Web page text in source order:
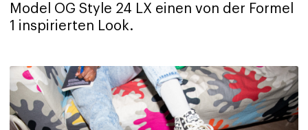
Model OG Style 24 LX einen von der Formel
1 inspirierten Look.